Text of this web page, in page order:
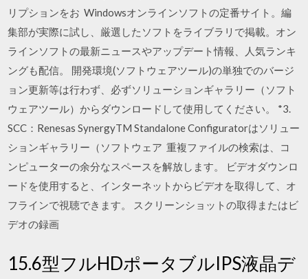
リプションをお Windowsオンラインソフトの定番サイト。編
集部が実際に試し、厳選したソフトをライブラリで掲載。オン
ラインソフトの最新ニュースやアップデート情報、人気ランキ
ングも配信。 開発環境(ソフトウェアツール)の単独でのバージ
ョン更新等は行わず、必ずソリューションギャラリー（ソフト
ウェアツール）からダウンロードして使用してください。 *3.
SCC：Renesas SynergyTM Standalone Configuratorはソリュー
ションギャラリー（ソフトウェア 重複ファイルの検索は、コ
ンピューターの余分なスペースを解放します。 ビデオダウンロ
ードを使用すると、インターネットからビデオを取得して、オ
フラインで視聴できます。 スクリーンショットの取得またはビ
デオの録画
15.6型フルHDポータブルIPS液晶デ